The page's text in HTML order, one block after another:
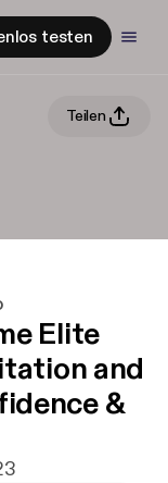
testen
Teilen
Elite
and
&